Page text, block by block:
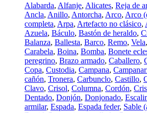
Alabarda, Alfanje, Alicates, Reja de
Ancla, Anillo, Antorcha, Arco, Arco
completa, Arpa, Artefacto no clásico,
Azuela, Báculo, Bastón de heraldo,
Balanza, Ballesta, Barco, Remo, Vela,
Carabela, Boina, Bomba, Bonete
peregrino, Brazo armado, Caballero,
Copa, Custodia, Campana,
cañón, Tronera, Carbunclo, Castillo,
Clavo, Crisol, Columna, Cordón,
Dentado, Donjón, Donjonado,
armilar, Espada, Espada feder, Sable